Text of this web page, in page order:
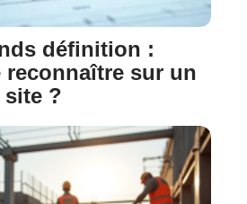
définition :
reconnaître sur un
?